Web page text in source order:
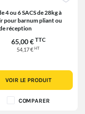
4 ou 6 SACS de 28kg à
pour barnum pliant ou
réception
65,00 € TTC
54,17 €HT
VOIR LE PRODUIT
COMPARER